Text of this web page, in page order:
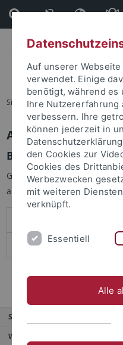
Direkt
zum
Inhalt
Direkt
zur
Fußleiste
Sie sind hier: Startseite
Anmelden
Benutzeranmeldung
Geben Sie Ihren
anzumelden:
Service
Weitere Angebote
Auf unserer
verwendet. Einige
benötigt, während es
Ihre Nutzererfahrung
verbessern. Ihre
können jederzeit in
den Cookies zur
Cookies des
Werbezwecken
mit weiteren
verknüpft.
Essentiell
Alle